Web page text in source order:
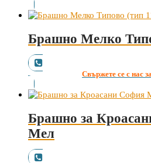
Брашно Мелко
Свържете се с нас
Брашно за
Мел